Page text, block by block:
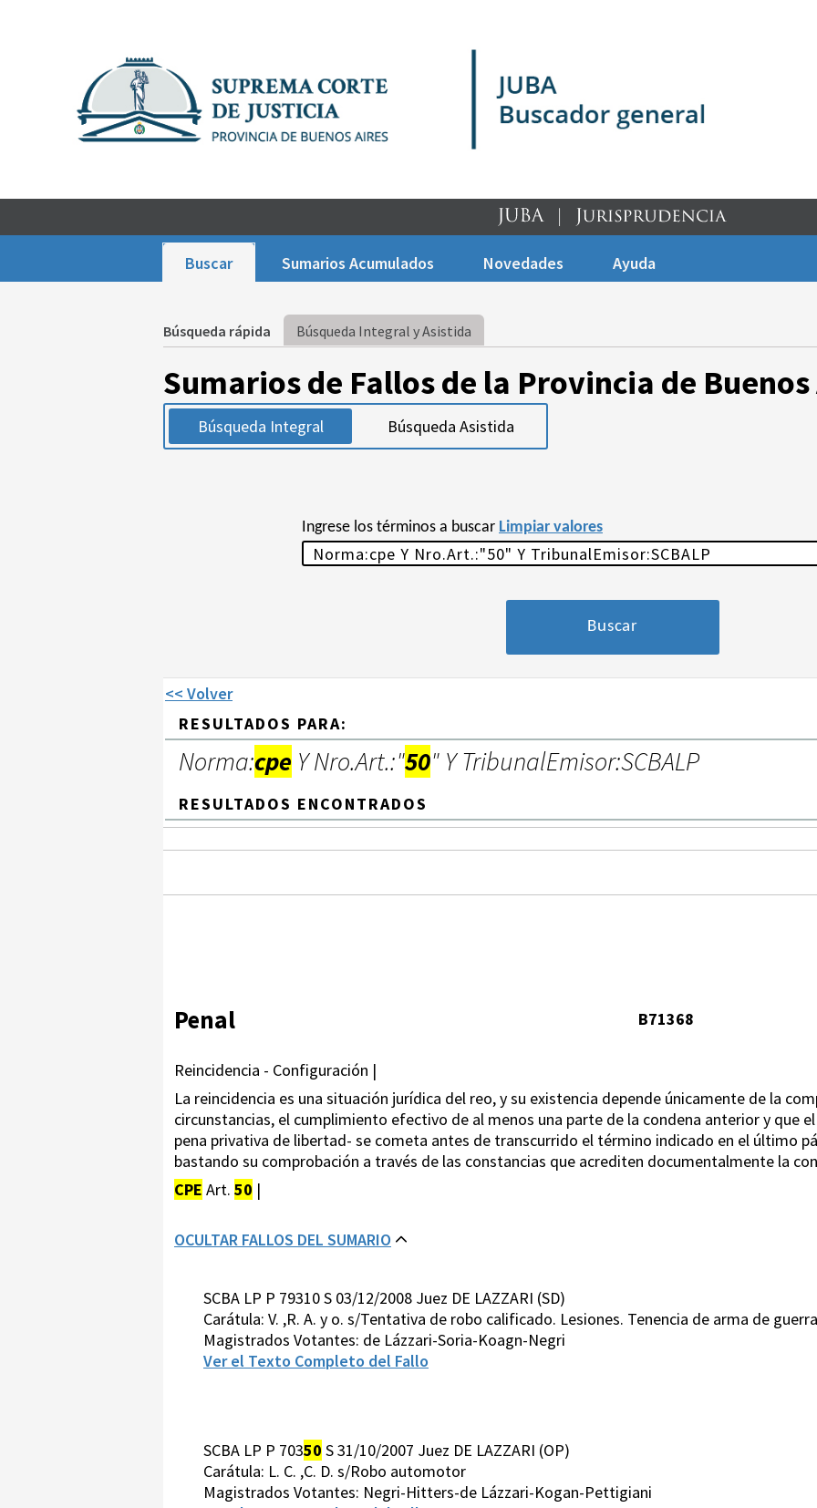
Buscar Sumarios Acumulados Novedades Ayuda
Búsqueda rápida Búsqueda Integral y Asistida
Sumarios de Fallos de la Provincia de
Búsqueda Integral Búsqueda Asistida
Ingrese los términos a buscar Limpiar valores
<< Volver
RESULTADOS PARA:
Norma:cpe Y Nro.Art.:"50" Y TribunalEmisor:SCBALP
RESULTADOS ENCONTRADOS
Penal B71368
Reincidencia - Configuración |
La reincidencia es una situación jurídica del reo, y su existencia depende únicamente de la
circunstancias, el cumplimiento efectivo de al menos una parte de la condena anterior y que
pena privativa de libertad- se cometa antes de transcurrido el término indicado en el último
bastando su comprobación a través de las constancias que acrediten documentalmente la
CPE Art. 50 |
OCULTAR FALLOS DEL SUMARIO
SCBA LP P 79310 S 03/12/2008 Juez DE LAZZARI (SD)
Carátula: V. ,R. A. y o. s/Tentativa de robo calificado. Lesiones. Tenencia de arma de guerra
Magistrados Votantes: de Lázzari-Soria-Koagn-Negri
Ver el Texto Completo del Fallo
SCBA LP P 70350 S 31/10/2007 Juez DE LAZZARI (OP)
Carátula: L. C. ,C. D. s/Robo automotor
Magistrados Votantes: Negri-Hitters-de Lázzari-Kogan-Pettigiani